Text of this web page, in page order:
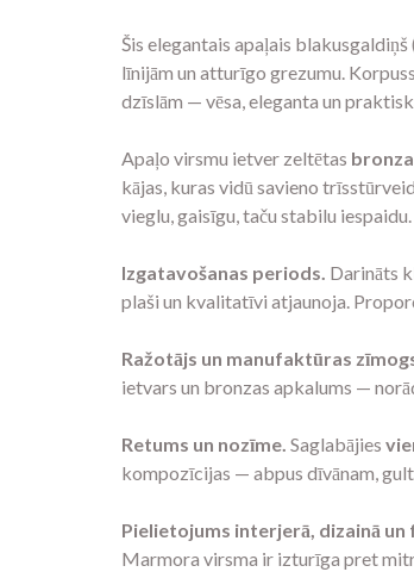
Šis elegantais apaļais blakusgaldiņš
līnijām un atturīgo grezumu.
dzīslām — vēsa, eleganta un
Apaļo virsmu ietver zeltētas
kājas, kuras vidū savieno
vieglu, gaisīgu, taču stabilu iespaidu.
Izgatavošanas periods. Darināts
plaši un kvalitatīvi atjaunoja.
Ražotājs un manufaktūras
ietvars un bronzas apkalums —
Retums un nozīme. Saglabājies
kompozīcijas — abpus dīvānam,
Pielietojums interjerā, dizainā un
Marmora virsma ir izturīga pret